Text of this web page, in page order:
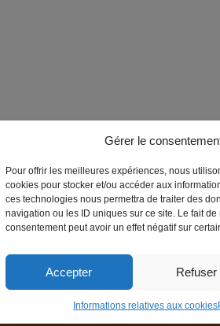
Gérer le
Pour offrir les meilleures expériences, nous
cookies pour stocker et/ou accéder aux
ces technologies nous permettra de traiter des
navigation ou les ID uniques sur ce site. Le fait
consentement peut avoir un effet négatif sur
Accepter Refuser
Informations relatives aux cookies
: